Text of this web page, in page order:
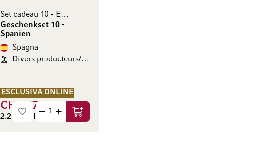
Set cadeau 10 - Espagne
Geschenkset 10 -
Spanien
Spagna
Divers producteurs/Diverse Produzenten
ESCLUSIVA ONLINE
CHF 97.30
2.25 l (CHF 43.24 / l) Aggiungi al Carrello